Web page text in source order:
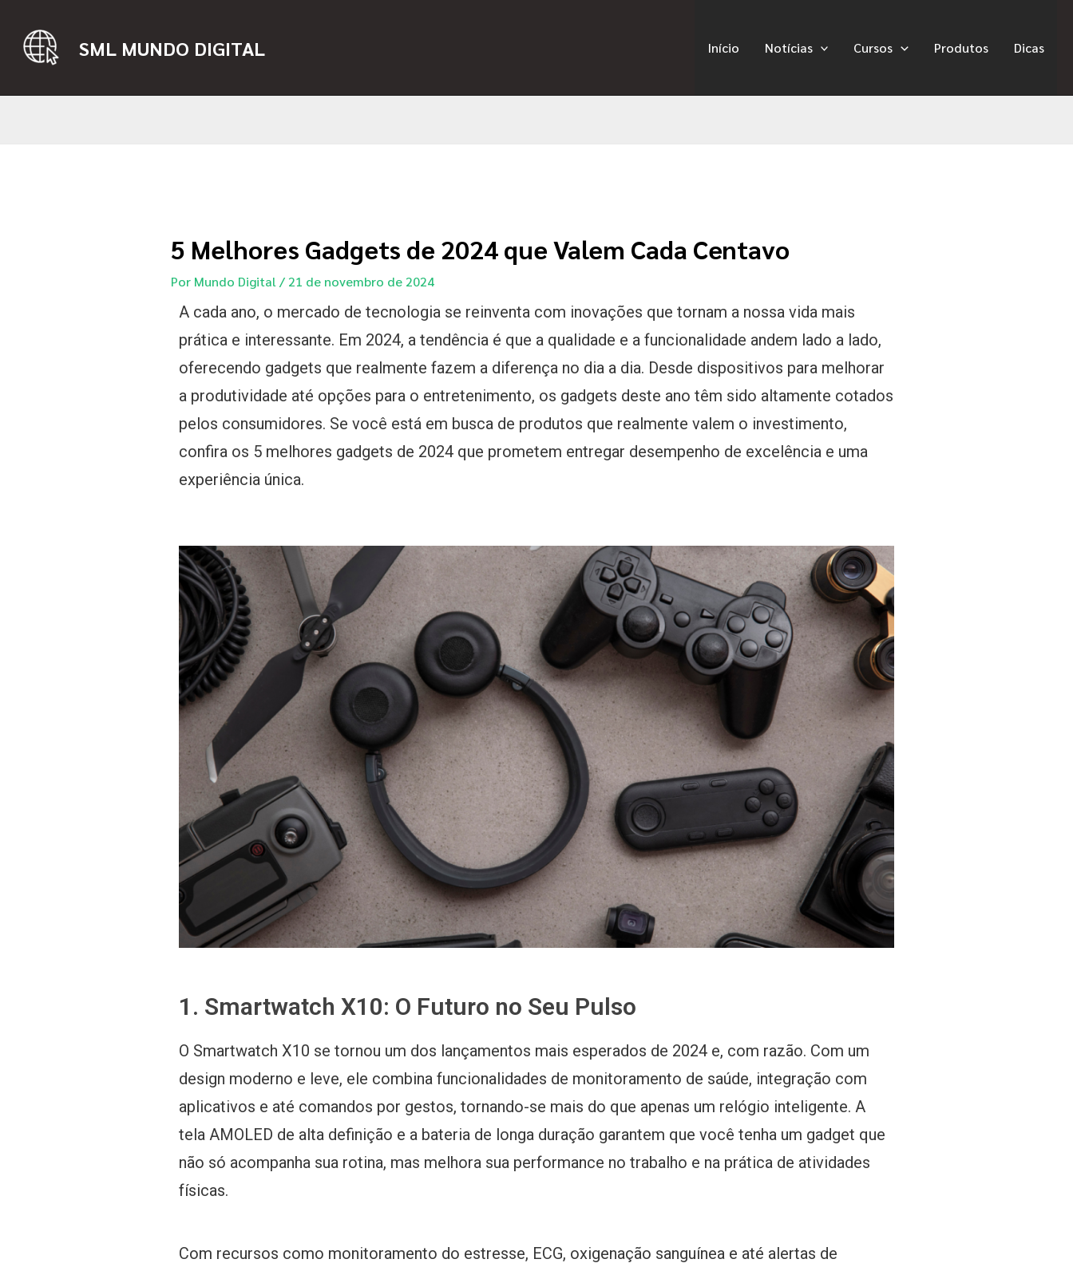
SML MUNDO DIGITAL Início Notícias Cursos Produtos Dicas
5 Melhores Gadgets de 2024 que Valem Cada Centavo
Por Mundo Digital / 21 de novembro de 2024
A cada ano, o mercado de tecnologia se reinventa com inovações que tornam a nossa vida mais
prática e interessante. Em 2024, a tendência é que a qualidade e a funcionalidade andem lado a lado,
oferecendo gadgets que realmente fazem a diferença no dia a dia. Desde dispositivos para melhorar
a produtividade até opções para o entretenimento, os gadgets deste ano têm sido altamente cotados
pelos consumidores. Se você está em busca de produtos que realmente valem o investimento,
confira os 5 melhores gadgets de 2024 que prometem entregar desempenho de excelência e uma
experiência única.
1. Smartwatch X10: O Futuro no Seu Pulso
O Smartwatch X10 se tornou um dos lançamentos mais esperados de 2024 e, com razão. Com um
design moderno e leve, ele combina funcionalidades de monitoramento de saúde, integração com
aplicativos e até comandos por gestos, tornando-se mais do que apenas um relógio inteligente. A
tela AMOLED de alta definição e a bateria de longa duração garantem que você tenha um gadget que
não só acompanha sua rotina, mas melhora sua performance no trabalho e na prática de atividades
físicas.
Com recursos como monitoramento do estresse, ECG, oxigenação sanguínea e até alertas de